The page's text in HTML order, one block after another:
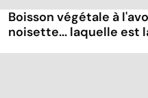
Boisson végétale à
noisette... laquelle est